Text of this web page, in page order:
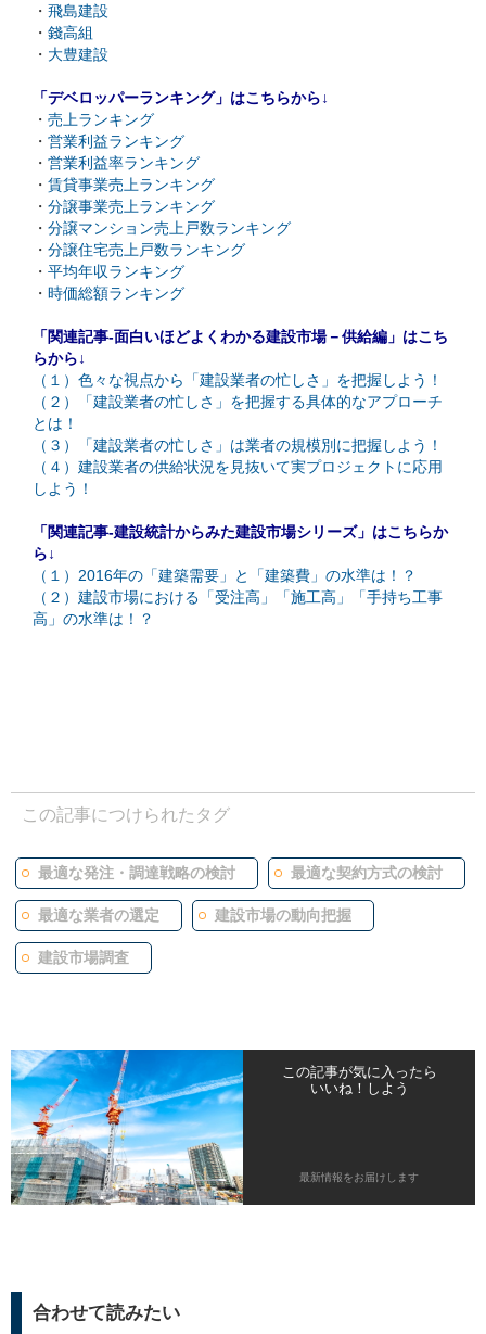
・ 飛島建設
・ 錢高組
・ 大豊建設
「デベロッパーランキング」はこちらから↓
・ 売上ランキング
・ 営業利益ランキング
・ 営業利益率ランキング
・ 賃貸事業売上ランキング
・ 分譲事業売上ランキング
・ 分譲マンション売上戸数ランキング
・ 分譲住宅売上戸数ランキング
・ 平均年収ランキング
・ 時価総額ランキング
「関連記事-面白いほどよくわかる建設市場－供給編」はこち
らから↓
（１）色々な視点から「建設業者の忙しさ」を把握しよう！
（２）「建設業者の忙しさ」を把握する具体的なアプローチ
とは！
（３）「建設業者の忙しさ」は業者の規模別に把握しよう！
（４）建設業者の供給状況を見抜いて実プロジェクトに応用
しよう！
「関連記事-建設統計からみた建設市場シリーズ」はこちらか
ら↓
（１）2016年の「建築需要」と「建築費」の水準は！？
（２）建設市場における「受注高」「施工高」「手持ち工事
高」の水準は！？
この記事につけられたタグ
最適な発注・調達戦略の検討 最適な契約方式の検討
最適な業者の選定 建設市場の動向把握
建設市場調査
この記事が気に入ったら
いいね！しよう
最新情報をお届けします
合わせて読みたい